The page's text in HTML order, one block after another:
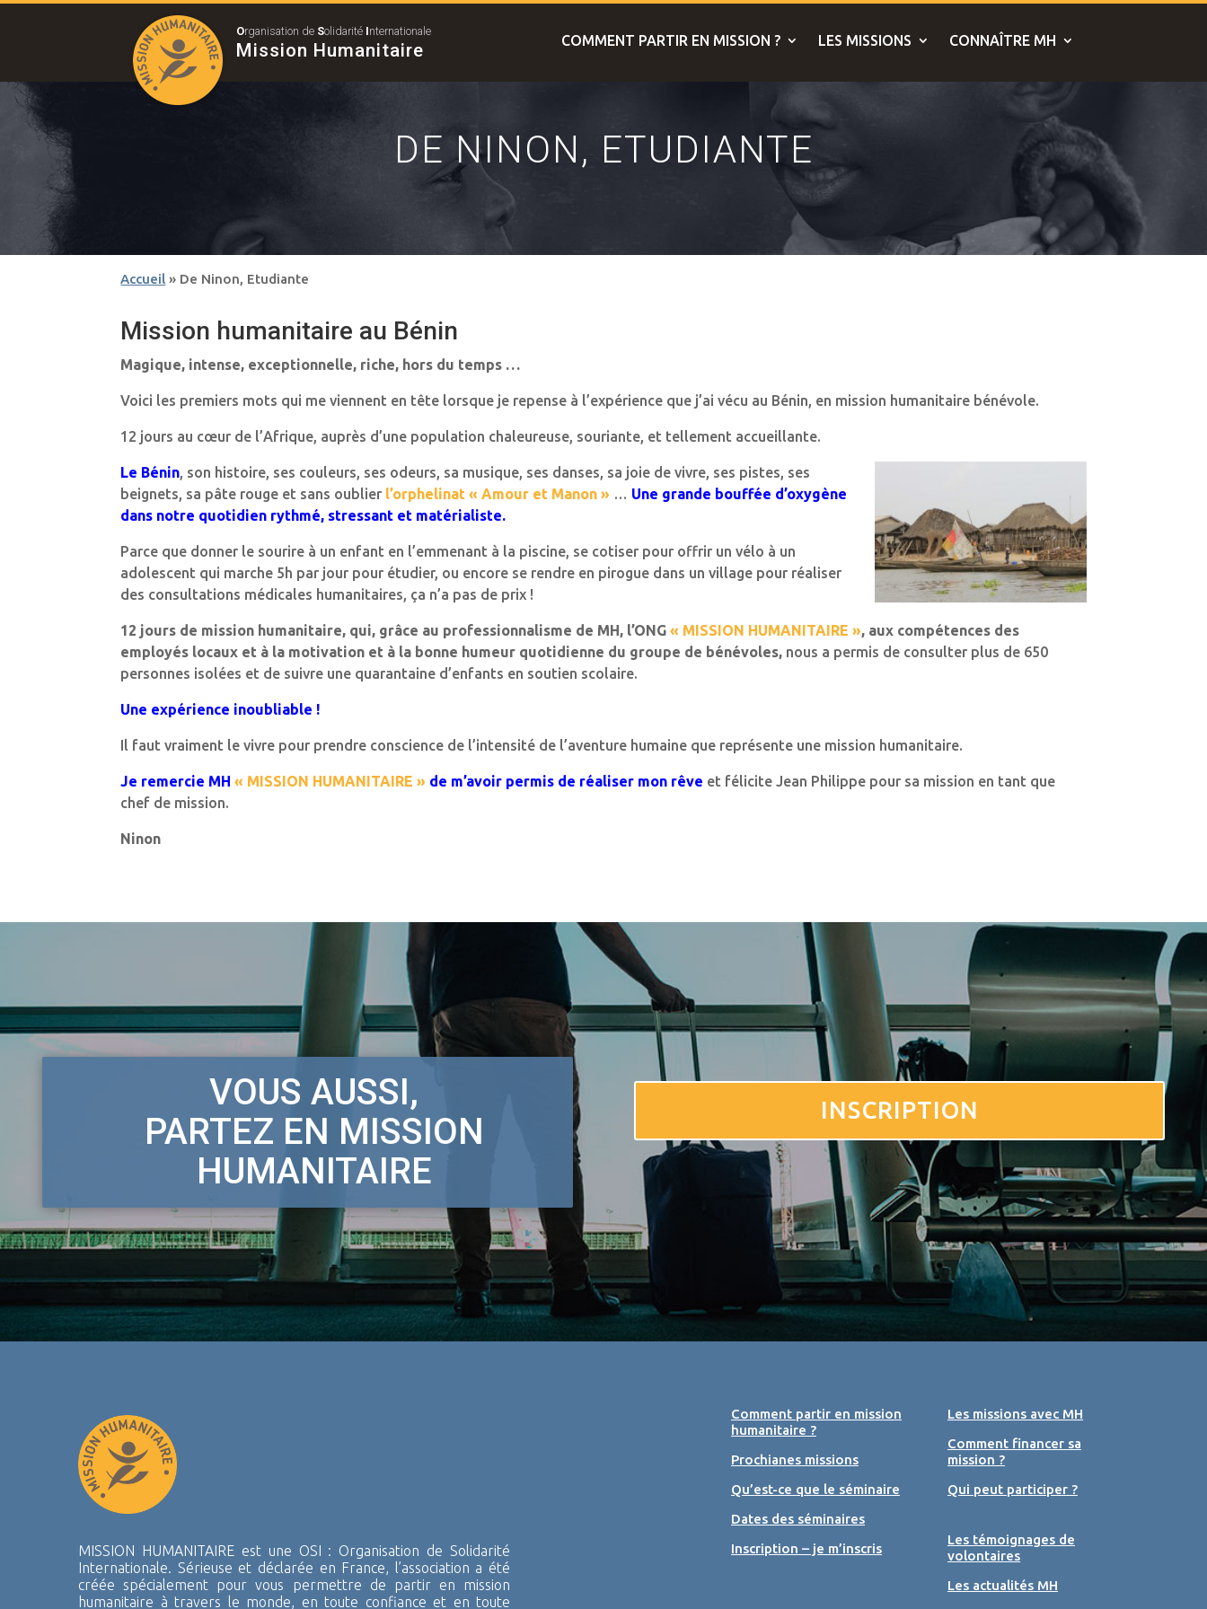
Organisation de Solidarité Internationale
Mission Humanitaire COMMENT PARTIR EN MISSION ? LES MISSIONS CONNAÎTRE MH
DE NINON, ETUDIANTE
Accueil » De Ninon, Etudiante
Mission humanitaire au Bénin
Magique, intense, exceptionnelle, riche, hors du temps …
Voici les premiers mots qui me viennent en tête lorsque je repense à l’expérience que j’ai vécu au Bénin, en mission humanitaire bénévole.
12 jours au cœur de l’Afrique, auprès d’une population chaleureuse, souriante, et tellement accueillante.
Le Bénin, son histoire, ses couleurs, ses odeurs, sa musique, ses danses, sa joie de vivre, ses pistes, ses
beignets, sa pâte rouge et sans oublier l’orphelinat « Amour et Manon » … Une grande bouffée d’oxygène
dans notre quotidien rythmé, stressant et matérialiste.
Parce que donner le sourire à un enfant en l’emmenant à la piscine, se cotiser pour offrir un vélo à un
adolescent qui marche 5h par jour pour étudier, ou encore se rendre en pirogue dans un village pour réaliser
des consultations médicales humanitaires, ça n’a pas de prix !
12 jours de mission humanitaire, qui, grâce au professionnalisme de MH, l’ONG« MISSION HUMANITAIRE », aux compétences des
employés locaux et à la motivation et à la bonne humeur quotidienne du groupe de bénévoles, nous a permis de consulter plus de 650
personnes isolées et de suivre une quarantaine d’enfants en soutien scolaire.
Une expérience inoubliable !
Il faut vraiment le vivre pour prendre conscience de l’intensité de l’aventure humaine que représente une mission humanitaire.
Je remercie MH« MISSION HUMANITAIRE » de m’avoir permis de réaliser mon rêve et félicite Jean Philippe pour sa mission en tant que
chef de mission.
Ninon
VOUS AUSSI,
PARTEZ EN MISSION
HUMANITAIRE
INSCRIPTION
MISSION HUMANITAIRE est une OSI : Organisation de Solidarité
Internationale. Sérieuse et déclarée en France, l’association a été
créée spécialement pour vous permettre de partir en mission
humanitaire à travers le monde, en toute confiance et en toute
Comment partir en mission
humanitaire ?
Prochianes missions
Qu’est-ce que le séminaire
Dates des séminaires
Inscription – je m’inscris
Les missions avec MH
Comment financer sa
mission ?
Qui peut participer ?
Les témoignages de
volontaires
Les actualités MH